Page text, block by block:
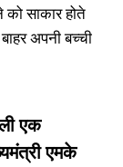
को साकार होते
अपनी बच्ची
एक
एमके